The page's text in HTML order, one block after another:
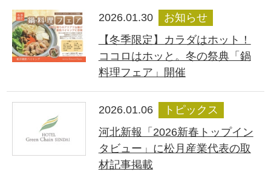
2026.01.30
お知らせ
【冬季限定】カラダはホット！
ココロはホッと。冬の祭典「鍋
料理フェア」開催
2026.01.06
トピックス
河北新報「2026新春トップイン
タビュー」に松月産業代表の取
材記事掲載